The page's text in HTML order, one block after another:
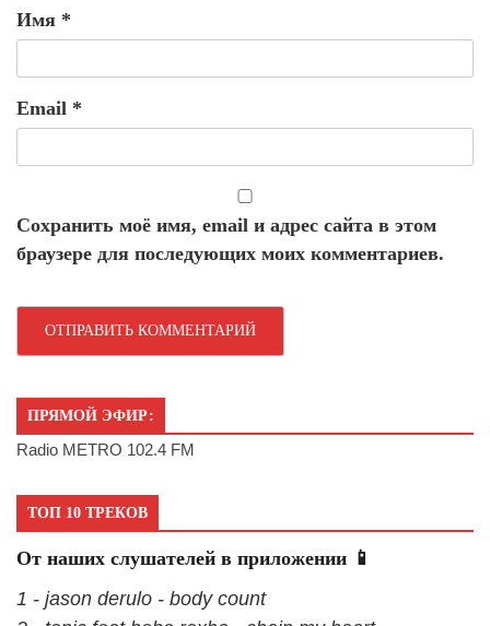
Имя *
Email *
Сохранить моё имя, email и адрес сайта в этом
браузере для последующих моих комментариев.
ПРЯМОЙ ЭФИР:
Radio METRO 102.4 FM
ТОП 10 ТРЕКОВ
От наших слушателей в приложении 📱
1 - jason derulo - body count